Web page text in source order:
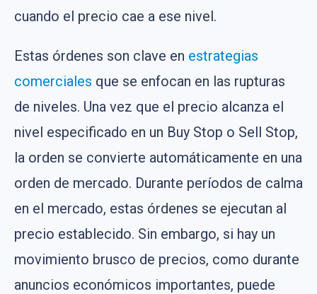
cuando el precio cae a ese nivel.
Estas órdenes son clave en estrategias
comerciales que se enfocan en las rupturas
de niveles. Una vez que el precio alcanza el
nivel especificado en un Buy Stop o Sell Stop,
la orden se convierte automáticamente en una
orden de mercado. Durante períodos de calma
en el mercado, estas órdenes se ejecutan al
precio establecido. Sin embargo, si hay un
movimiento brusco de precios, como durante
anuncios económicos importantes, puede